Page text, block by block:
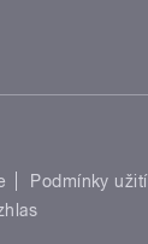
Podmínky užití